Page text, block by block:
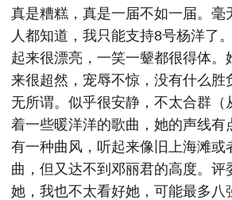
真是糟糕，真是一届不如一届。毫
人都知道，我只能支持8号杨洋了
起来很漂亮，一笑一颦都很得体。
来很超然，宠辱不惊，没有什么胜
无所谓。似乎很安静，不太合群（
着一些暖洋洋的歌曲，她的声线有
有一种曲风，听起来像旧上海滩或
曲，但又达不到邓丽君的高度。评
她，我也不太看好她，可能最多八